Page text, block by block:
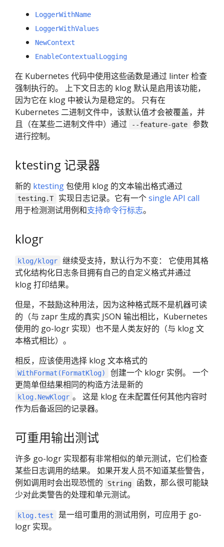
LoggerWithName
LoggerWithValues
NewContext
EnableContextualLogging
在 Kubernetes 代码中使用这些函数是通过 linter 检查
强制执行的。 上下文日志的 klog 默认是启用该功能，
因为它在 klog 中被认为是稳定的。 只有在
Kubernetes 二进制文件中，该默认值才会被覆盖，并
且（在某些二进制文件中）通过
--feature-gate
参数
进行控制。
ktesting 记录器
新的 ktesting包使用 klog 的文本输出格式通过
testing.T 实现日志记录。它有一个single API call
用于检测测试用例和支持命令行标志。
klogr
klog/klogr
继续受支持，默认行为不变： 它使用其格
式化结构化日志条目拥有自己的自定义格式并通过
klog 打印结果。
但是，不鼓励这种用法，因为这种格式既不是机器可读
的（与 zapr 生成的真实 JSON 输出相比，Kubernetes
使用的 go-logr 实现）也不是人类友好的（与 klog 文
本格式相比）。
相反，应该使用选择 klog 文本格式的
WithFormat(FormatKlog)
创建一个 klogr 实例。 一个
更简单但结果相同的构造方法是新的
klog.NewKlogr 。 这是 klog 在未配置任何其他内容时
作为后备返回的记录器。
可重用输出测试
许多 go-logr 实现都有非常相似的单元测试，它们检查
某些日志调用的结果。 如果开发人员不知道某些警告，
例如调用时会出现恐慌的
String
函数，那么很可能缺
少对此类警告的处理和单元测试。
klog.test
是一组可重用的测试用例，可应用于 go-
logr 实现。